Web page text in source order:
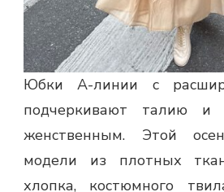
Юбки А-линии с
подчеркивают талию и
женственным. Этой
модели из плотных
хлопка, костюмного